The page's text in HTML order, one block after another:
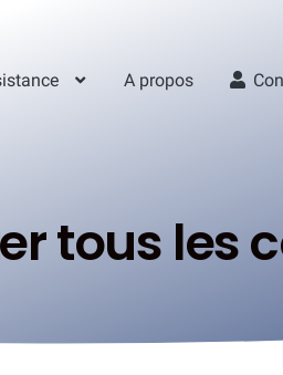
A propos
tous les